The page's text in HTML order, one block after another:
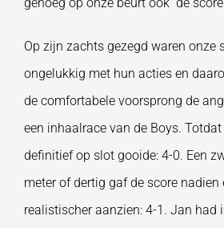
Op zijn zachts gezegd waren onze
ongelukkig met hun acties en
de comfortabele voorsprong de
een inhaalrace van de Boys.
definitief op slot gooide: 4-0. Een
meter of dertig gaf de score nadien
realistischer aanzien: 4-1. Jan had